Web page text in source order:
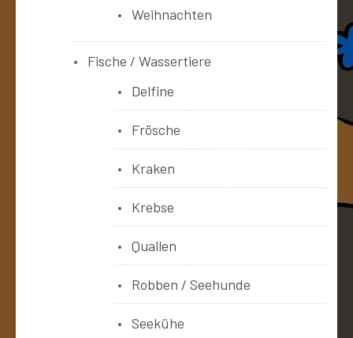
Weihnachten
Fische / Wassertiere
Delfine
Frösche
Kraken
Krebse
Quallen
Robben / Seehunde
Seekühe